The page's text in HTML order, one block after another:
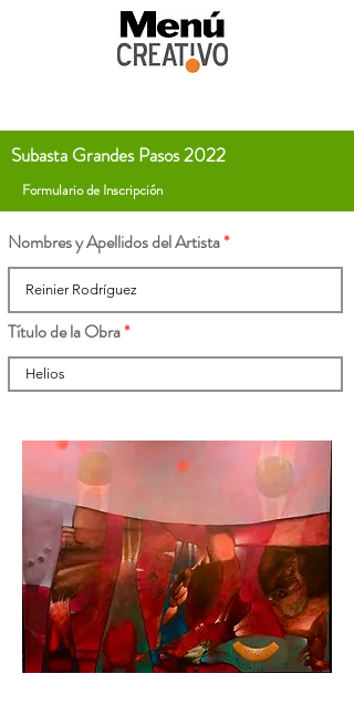
Subasta Grandes Pasos 2022
Formulario de Inscripción
Nombres y Apellidos del Artista
Título de la Obra